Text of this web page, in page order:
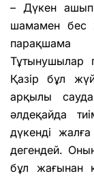
– Дүкен
шамамен бес
парақшама
Тұтынушылар
Қазір бұл
арқылы
әлдеқайда
дүкенді
дегендей.
бұл жағынан